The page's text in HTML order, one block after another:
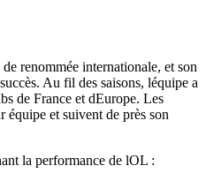
renommée internationale, et son
Au fil des saisons, léquipe a
de France et dEurope. Les
équipe et suivent de près son
la performance de lOL :